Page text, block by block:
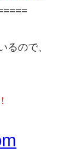
るので、